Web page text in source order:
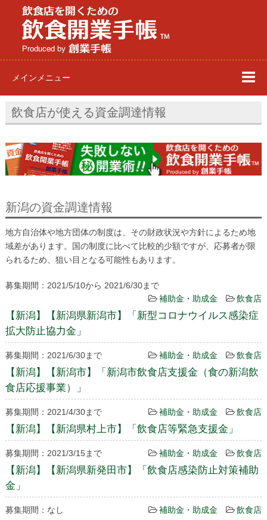
メインメニュー
飲食店が使える資金調達情報
新潟の資金調達情報
地方自治体や地方団体の制度は、その財政状況や方針によるため地
域差があります。国の制度に比べて比較的少額ですが、応募者が限
られるため、狙い目となる可能性もあります。
募集期間：2021/5/10から 2021/6/30まで
補助金・助成金
飲食店
【新潟】【新潟県新潟市】「新型コロナウイルス感染症
拡大防止協力金」
募集期間：2021/6/30まで 補助金・助成金 飲食店
【新潟】【新潟市】「新潟市飲食店支援金（食の新潟飲
食店応援事業）」
募集期間：2021/4/30まで 補助金・助成金 飲食店
【新潟】【新潟県村上市】「飲食店等緊急支援金」
募集期間：2021/3/15まで 補助金・助成金 飲食店
【新潟】【新潟県新発田市】「飲食店感染防止対策補助
金」
募集期間：なし 補助金・助成金 飲食店